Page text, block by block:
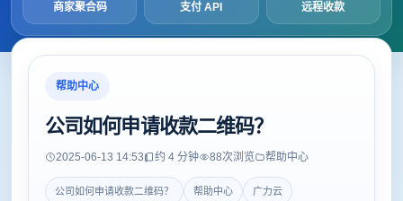
商家聚合码 支付 API 远程收款
帮助中心
公司如何申请收款二维码？
2025-06-13 14:53 约 4 分钟 88次浏览 帮助中心
公司如何申请收款二维码？ 帮助中心 广力云